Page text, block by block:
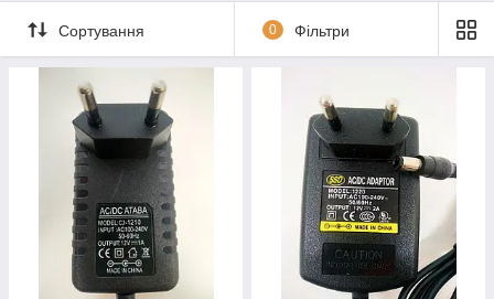
Сортування 0 Фільтри